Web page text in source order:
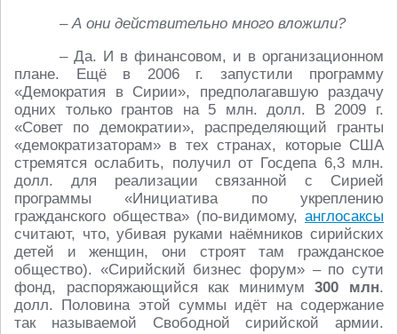
– А они действительно много вложили?
– Да. И в финансовом, и в организационном
плане. Ещё в 2006 г. запустили программу
«Демократия в Сирии», предполагавшую раздачу
одних только грантов на 5 млн. долл. В 2009 г.
«Совет по демократии», распределяющий гранты
«демократизаторам» в тех странах, которые США
стремятся ослабить, получил от Госдепа 6,3 млн.
долл. для реализации связанной с Сирией
программы «Инициатива по укреплению
гражданского общества» (по-видимому, англосаксы
считают, что, убивая руками наёмников сирийских
детей и женщин, они строят там гражданское
общество). «Сирийский бизнес форум» – по сути
фонд, распоряжающийся как минимум300 млн.
долл. Половина этой суммы идёт на содержание
так называемой Свободной сирийской армии.